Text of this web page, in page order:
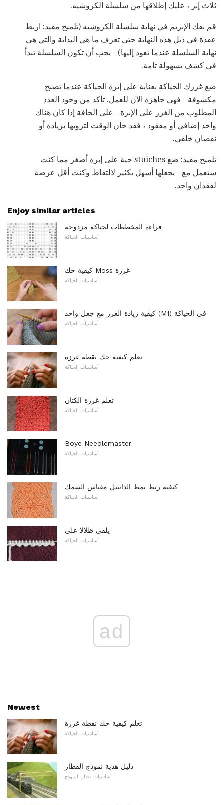
ثلاث إبر ، عليك إطلاقها من سلسلة الكروشيه.
قم بفك الإبزيم في نهاية سلسلة الكروشيه (تلميح مفيد: اربط
عقدة في ذيل هذه النهاية حتى تعرف ما هي البداية والتي هي
نهاية السلسلة عندما تعود إليها) - يجب أن تكون السلسلة تبدأ
في كشف بسهولة تامة.
ضع غرزك الحياكة بعناية على إبرة الحياكة عندما تصبح
مكشوفة - فهي جاهزة الآن للعمل. تأكد من وجود العدد
المطلوب من الغرز على الإبرة - على الحافة إذا كان هناك
واحد إضافي أو مفقود ، فقد حان الوقت لتزويها بزيادة أو
نقصان خلقي.
تلميح مفيد: ضع stuiches حية على إبرة أصغر مما كنت
ستعمل مع - يجعلها أسهل بكثير لالتقاط وكنت أقل عرضة
لفقدان واحد.
Enjoy similar articles
قراءة المخططات لحياكة مزدوجة
أساسيات الحياكة
كيفية حك Moss غرزة
أساسيات الحياكة
كيفية زيادة الغرز مع جعل واحد (M1) في الحياكة
أساسيات الحياكة
تعلم كيفية حك نقطة غرزة
أساسيات الحياكة
تعلم غرزة الكتان
أساسيات الحياكة
Boye Needlemaster
أساسيات الحياكة
كيفية ربط نمط الدانتيل مقياس السمك
أساسيات الحياكة
يلقي ظلالا على
أساسيات الحياكة
ad
Newest
تعلم كيفية حك نقطة غرزة
أساسيات الحياكة
دليل هدية نموذج القطار
أساسيات قطار النموذج